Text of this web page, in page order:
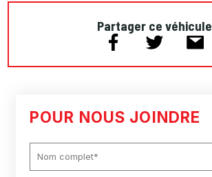
Partager ce véhicule
POUR NOUS JOINDRE